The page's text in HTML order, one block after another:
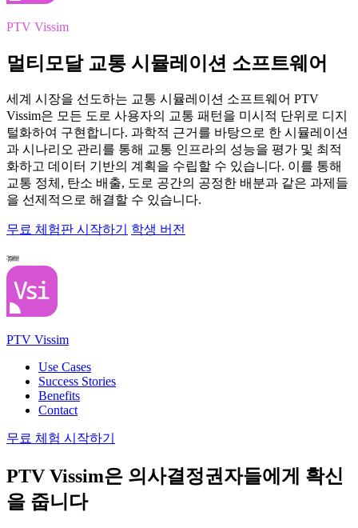
PTV Vissim
멀티모달 교통 시뮬레이션 소프트웨어
세계 시장을 선도하는 교통 시뮬레이션 소프트웨어 PTV
Vissim은 모든 도로 사용자의 교통 패턴을 미시적 단위로 디지
털화하여 구현합니다. 과학적 근거를 바탕으로 한 시뮬레이션
과 시나리오 관리를 통해 교통 인프라의 성능을 평가 및 최적
화하고 데이터 기반의 계획을 수립할 수 있습니다. 이를 통해
교통 정체, 탄소 배출, 도로 공간의 공정한 배분과 같은 과제들
을 선제적으로 해결할 수 있습니다.
무료 체험판 시작하기 학생 버전
PTV Vissim
Use Cases
Success Stories
Benefits
Contact
무료 체험 시작하기
PTV Vissim은 의사결정권자들에게 확신
을 줍니다